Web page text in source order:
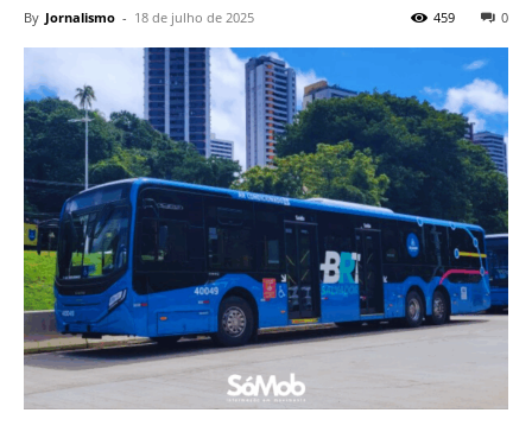
By Jornalismo - 18 de julho de 2025 0
459